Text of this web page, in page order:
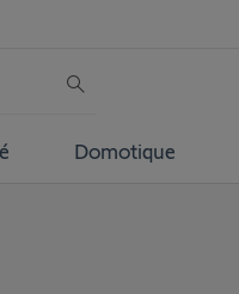
Domotique